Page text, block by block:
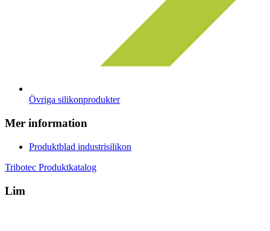
Övriga silikonprodukter
Mer information
Produktblad industrisilikon
Tribotec Produktkatalog
Lim